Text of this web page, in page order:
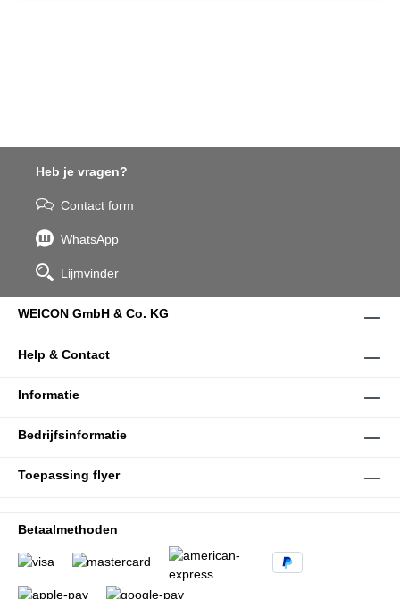
Heb je vragen?
Contact form
WhatsApp
Lijmvinder
WEICON GmbH & Co. KG
Help & Contact
Informatie
Bedrijfsinformatie
Toepassing flyer
Betaalmethoden